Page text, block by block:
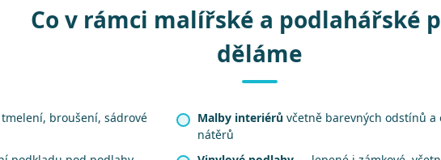
Co v rámci malířské a podlahářské
děláme
broušení, sádrové
Malby interiérů včetně barevných odstínů
nátěrů